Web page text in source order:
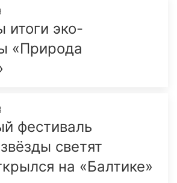
итоги эко-
«Природа
фестиваль
светят
на «Балтике»